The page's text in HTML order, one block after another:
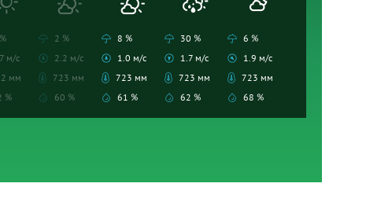
м/с
мм
%
2 %
2.2 м/с
723 мм
60 %
8 %
1.0 м/с
723 мм
61 %
30 %
1.7 м/с
723 мм
62 %
6 %
1.9 м/с
723 мм
68 %